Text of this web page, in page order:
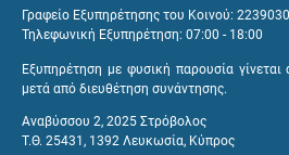
Γραφείο Εξυπηρέτησης του Κοινού:
Τηλεφωνική Εξυπηρέτηση: 07:00 - 18:00
Εξυπηρέτηση με φυσική παρουσία γίνεται
μετά από διευθέτηση συνάντησης.
Αναβύσσου 2, 2025 Στρόβολος
Τ.Θ. 25431, 1392 Λευκωσία, Κύπρος